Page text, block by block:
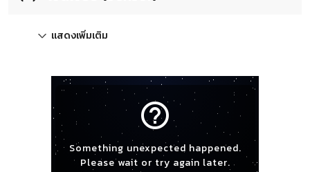
แสดงเพิ่มเติม
help_outline
Something unexpected happened.
Please wait or try again later.